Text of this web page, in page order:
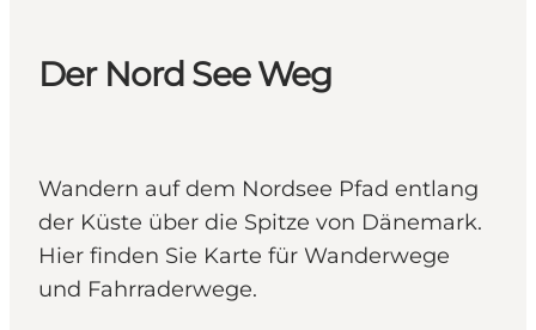
Der Nord See Weg
Wandern auf dem Nordsee Pfad entlang
der Küste über die Spitze von Dänemark.
Hier finden Sie Karte für Wanderwege
und Fahrraderwege.